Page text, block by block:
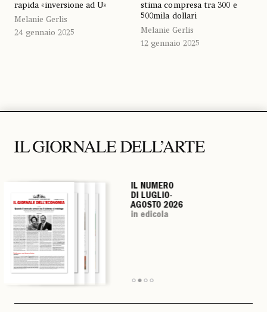
rapida «inversione ad U»
Melanie Gerlis
24 gennaio 2025
stima compresa tra 300 e
500mila dollari
Melanie Gerlis
12 gennaio 2025
IL NUMERO
DI LUGLIO-
AGOSTO 2026
in edicola
IL NUMERO
DI LUGLIO-
AGOSTO 2026
in edicola
IL NUMERO
DI LUGLIO-
AGOSTO 2026
in edicola
IL NUMERO
DI LUGLIO-
AGOSTO 2026
in edicola